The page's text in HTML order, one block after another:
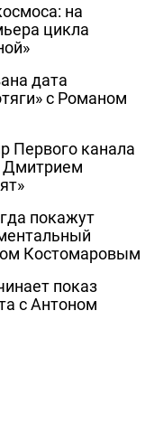
на
цикла
дата
с Романом
Первого канала
Дмитрием
покажут
Костомаровым
показ
с Антоном